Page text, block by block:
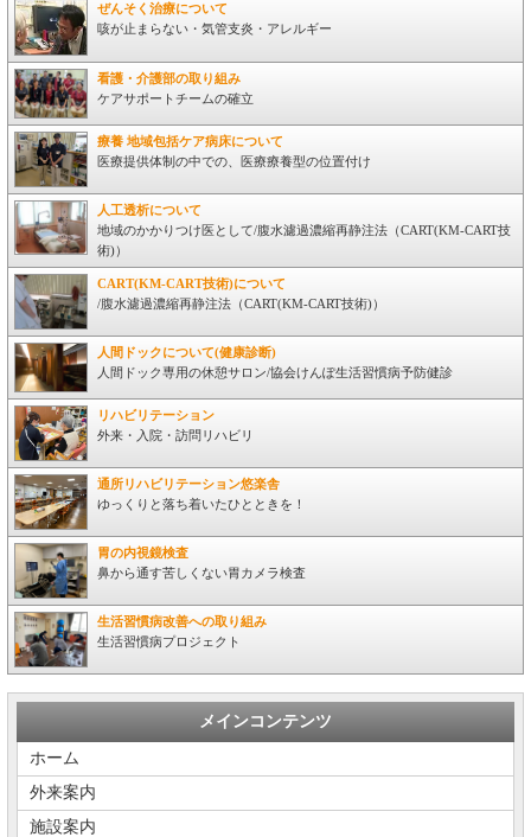
ぜんそく治療について
咳が止まらない・気管支炎・アレルギー
看護・介護部の取り組み
ケアサポートチームの確立
療養 地域包括ケア病床について
医療提供体制の中での、医療療養型の位置付け
人工透析について
地域のかかりつけ医として/腹水濾過濃縮再静注法（CART(KM-CART技
術)）
CART(KM-CART技術)について
/腹水濾過濃縮再静注法（CART(KM-CART技術)）
人間ドックについて(健康診断)
人間ドック専用の休憩サロン/協会けんぽ生活習慣病予防健診
リハビリテーション
外来・入院・訪問リハビリ
通所リハビリテーション悠楽舎
ゆっくりと落ち着いたひとときを！
胃の内視鏡検査
鼻から通す苦しくない胃カメラ検査
生活習慣病改善への取り組み
生活習慣病プロジェクト
メインコンテンツ
ホーム
外来案内
施設案内